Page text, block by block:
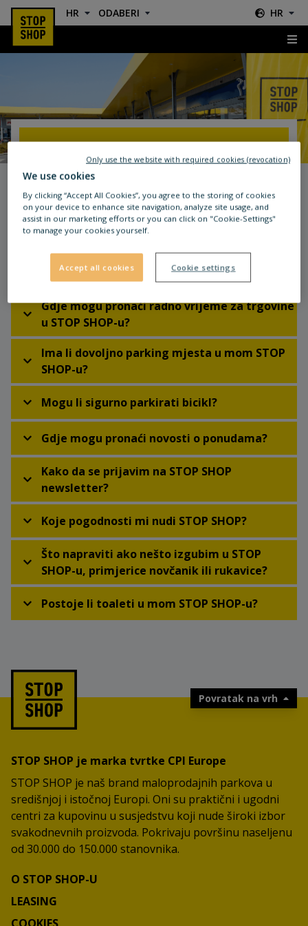
HR ODABERI HR
Često postavljana pitanja (FAQ) o
STOP SHOP
Gdje mogu pronaći radno vrijeme za trgovine
u STOP SHOP-u?
Ima li dovoljno parking mjesta u mom STOP
SHOP-u?
Mogu li sigurno parkirati bicikl?
Gdje mogu pronaći novosti o ponudama?
Kako da se prijavim na STOP SHOP
newsletter?
Koje pogodnosti mi nudi STOP SHOP?
Što napraviti ako nešto izgubim u STOP
SHOP-u, primjerice novčanik ili rukavice?
Postoje li toaleti u mom STOP SHOP-u?
Povratak na vrh
STOP SHOP je marka tvrtke CPI Europe
STOP SHOP je naš brand maloprodajnih parkova u
središnjoj i istočnoj Europi. Oni su praktični i ugodni
centri za kupovinu u susjedstvu koji nude široki izbor
svakodnevnih proizvoda. Pokrivaju površinu naseljenu
od 30.000 do 150.000 stanovnika.
O STOP SHOP-U
LEASING
We use cookies
By clicking “Accept All Cookies”, you agree to the storing of cookies
on your device to enhance site navigation, analyze site usage, and
assist in our marketing efforts or you can click on "Cookie-Settings"
to manage your cookies yourself.
Accept all cookies Cookie settings
Only use the website with required cookies (revocation)